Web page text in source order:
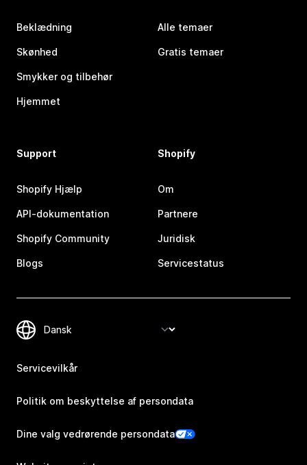
Beklædning
Skønhed
Smykker og tilbehør
Hjemmet
Alle temaer
Gratis temaer
Support
Shopify Hjælp
API-dokumentation
Shopify Community
Blogs
Shopify
Om
Partnere
Juridisk
Servicestatus
Servicevilkår
Politik om beskyttelse af persondata
Dine valg vedrørende persondata